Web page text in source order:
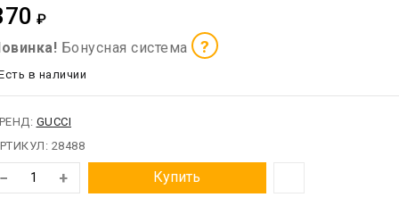
₽
Бонусная система ?
в наличии
GUCCI
28488
− + Купить